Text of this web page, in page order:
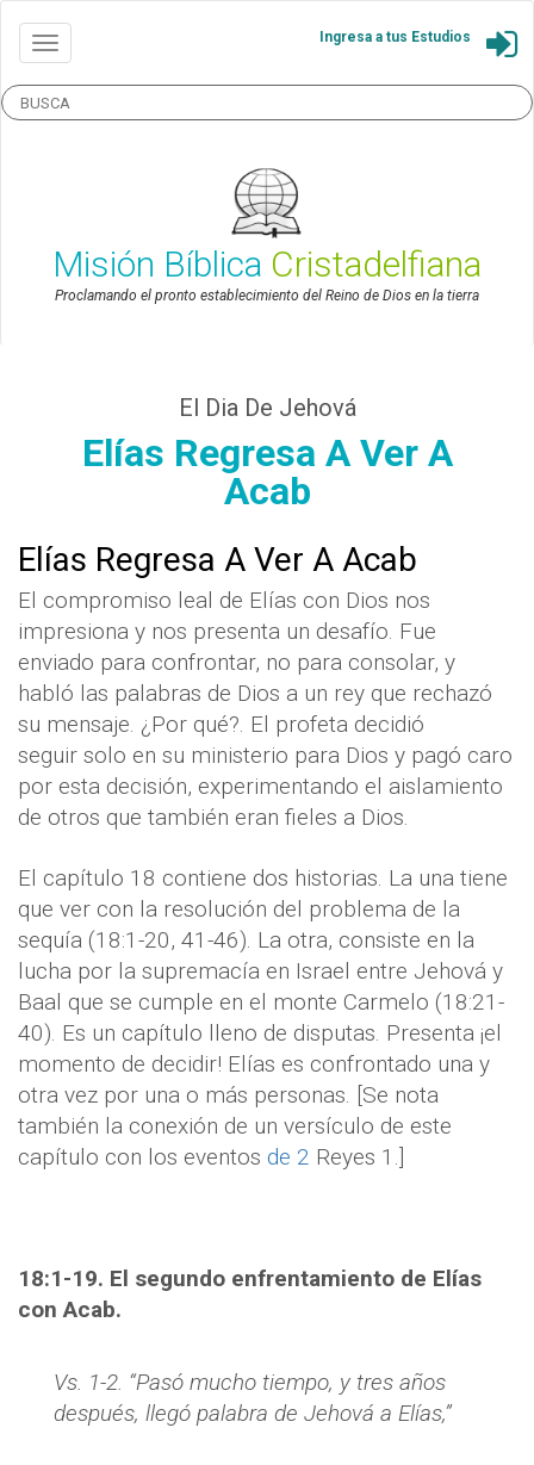
Ingresa a tus Estudios
Misión Bíblica Cristadelfiana
Proclamando el pronto establecimiento del Reino de Dios en la tierra
El Dia De Jehová
Elías Regresa A Ver A
Acab
Elías Regresa A Ver A Acab
El compromiso leal de Elías con Dios nos
impresiona y nos presenta un desafío. Fue
enviado para confrontar, no para consolar, y
habló las palabras de Dios a un rey que rechazó
su mensaje. ¿Por qué?. El profeta decidió
seguir solo en su ministerio para Dios y pagó caro
por esta decisión, experimentando el aislamiento
de otros que también eran fieles a Dios.
El capítulo 18 contiene dos historias. La una tiene
que ver con la resolución del problema de la
sequía (18:1-20, 41-46). La otra, consiste en la
lucha por la supremacía en Israel entre Jehová y
Baal que se cumple en el monte Carmelo (18:21-
40). Es un capítulo lleno de disputas. Presenta ¡el
momento de decidir! Elías es confrontado una y
otra vez por una o más personas. [Se nota
también la conexión de un versículo de este
capítulo con los eventos de 2 Reyes 1.]
18:1-19. El segundo enfrentamiento de Elías
con Acab.
Vs. 1-2. “Pasó mucho tiempo, y tres años
después, llegó palabra de Jehová a Elías,”